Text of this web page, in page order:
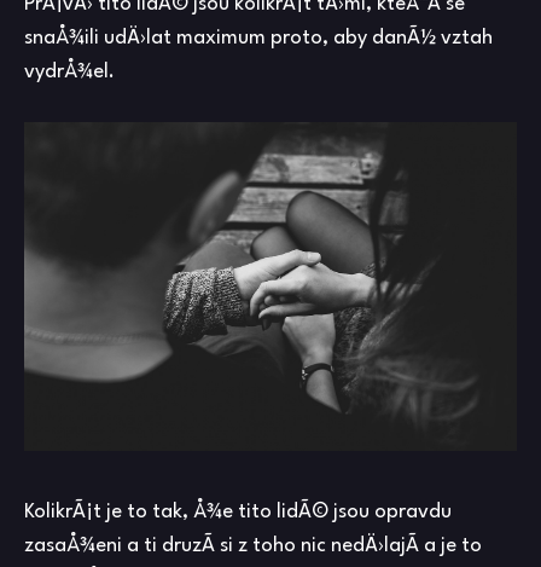
snaÅ¾ili udÄ›lat maximum proto, aby danÃ½ vztah
vydrÅ¾el.
KolikrÃ¡t je to tak, Å¾e tito lidÃ© jsou opravdu
zasaÅ¾eni a ti druzÃ­ si z toho nic nedÄ›lajÃ­ a je to